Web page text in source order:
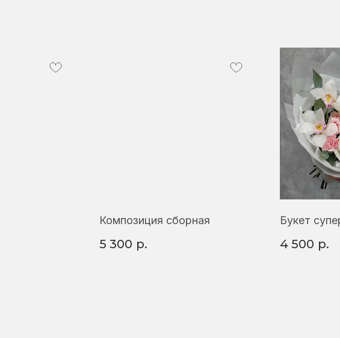
Композиция сборная
5 300 р.
Букет
4 500 р.